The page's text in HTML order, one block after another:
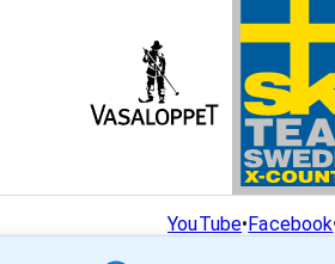
YouTube•Facebook